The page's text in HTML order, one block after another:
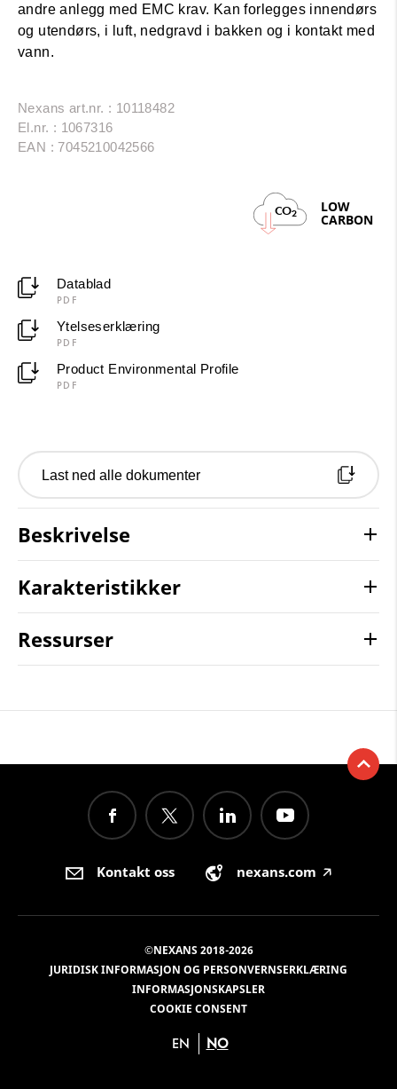
andre anlegg med EMC krav. Kan forlegges innendørs
og utendørs, i luft, nedgravd i bakken og i kontakt med
vann.
Nexans art.nr. : 10118482
El.nr. : 1067316
EAN : 7045210042566
CO2 LOW
CARBON
Datablad
PDF
Ytelseserklæring
PDF
Product Environmental Profile
PDF
Last ned alle dokumenter
Beskrivelse
Karakteristikker
Ressurser
Kontakt oss nexans.com 🡥
©NEXANS 2018-2026
JURIDISK INFORMASJON OG PERSONVERNSERKLÆRING
INFORMASJONSKAPSLER
COOKIE CONSENT
EN NO